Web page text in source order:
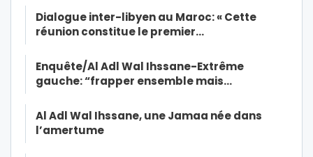
Dialogue inter-libyen au Maroc: « Cette
réunion constitue le premier…
Enquête/Al Adl Wal Ihssane-Extrême
gauche: “frapper ensemble mais…
Al Adl Wal Ihssane, une Jamaa née dans
l’amertume